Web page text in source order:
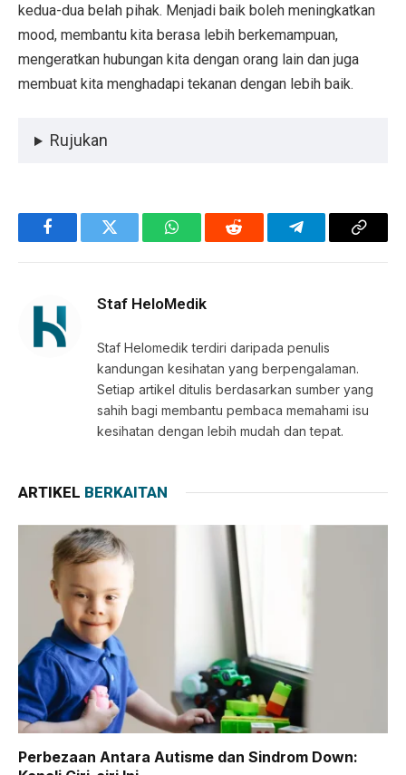
kedua-dua belah pihak. Menjadi baik boleh meningkatkan
mood, membantu kita berasa lebih berkemampuan,
mengeratkan hubungan kita dengan orang lain dan juga
membuat kita menghadapi tekanan dengan lebih baik.
Rujukan
FacebookTwitter WhatsAppReddit TelegramCopy
Staf HeloMedik
Staf Helomedik terdiri daripada penulis
kandungan kesihatan yang berpengalaman.
Setiap artikel ditulis berdasarkan sumber yang
sahih bagi membantu pembaca memahami isu
kesihatan dengan lebih mudah dan tepat.
ARTIKEL BERKAITAN
Perbezaan Antara Autisme dan Sindrom Down: